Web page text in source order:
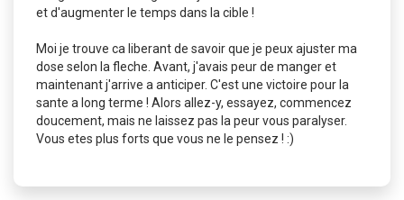
et d'augmenter le temps dans la cible !
Moi je trouve ca liberant de savoir que je peux ajuster ma
dose selon la fleche. Avant, j'avais peur de manger et
maintenant j'arrive a anticiper. C'est une victoire pour la
sante a long terme ! Alors allez-y, essayez, commencez
doucement, mais ne laissez pas la peur vous paralyser.
Vous etes plus forts que vous ne le pensez ! :)